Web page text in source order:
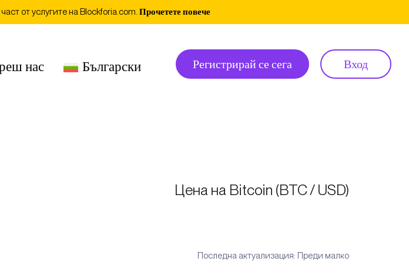
от услугите на Blockforia.com. Прочетете повече
нас Български Регистрирай се сега Вход
Цена на Bitcoin (BTC / USD)
Последна актуализация: Преди малко